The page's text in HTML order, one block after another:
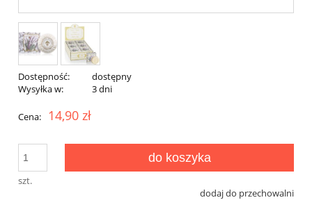
Dostępność:
dostępny
Wysyłka w:
3 dni
Cena: 14,90 zł
szt.
do koszyka
dodaj do przechowalni